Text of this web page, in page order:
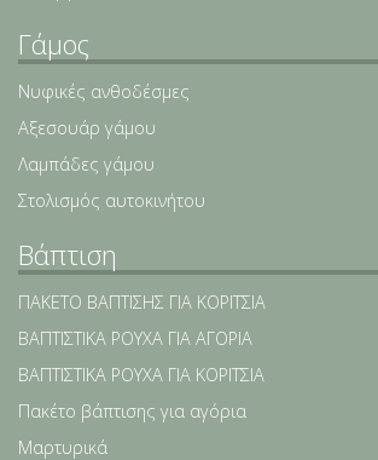
Γάμος
Νυφικές ανθοδέσμες
Αξεσουάρ γάμου
Λαμπάδες γάμου
Στολισμός αυτοκινήτου
Βάπτιση
ΠΑΚΕΤΟ ΒΑΠΤΙΣΗΣ ΓΙΑ ΚΟΡΙΤΣΙΑ
ΒΑΠΤΙΣΤΙΚΑ ΡΟΥΧΑ ΓΙΑ ΑΓΟΡΙΑ
ΒΑΠΤΙΣΤΙΚΑ ΡΟΥΧΑ ΓΙΑ ΚΟΡΙΤΣΙΑ
Πακέτο βάπτισης για αγόρια
Μαρτυρικά